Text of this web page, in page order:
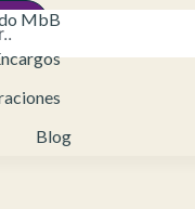
MbB
Blog